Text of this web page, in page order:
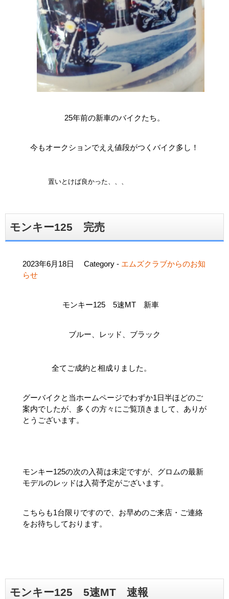
25年前の新車のバイクたち。
今もオークションでええ値段がつくバイク多し！
置いとけば良かった、、、
モンキー125 完売
2023年6月18日 Category - エムズクラブからのお知
らせ
モンキー125 5速MT 新車
ブルー、レッド、ブラック
全てご成約と相成りました。
グーバイクと当ホームページでわずか1日半ほどのご
案内でしたが、多くの方々にご覧頂きまして、ありが
とうございます。
モンキー125の次の入荷は未定ですが、グロムの最新
モデルのレッドは入荷予定がございます。
こちらも1台限りですので、お早めのご来店・ご連絡
をお待ちしております。
モンキー125 5速MT 速報